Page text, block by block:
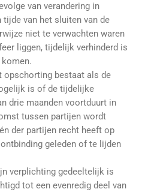
van verandering in
van het sluiten van de
niet te verwachten waren
liggen, tijdelijk verhinderd is
opschorting bestaat als de
is of de tijdelijke
drie maanden voortduurt in
tussen partijen wordt
der partijen recht heeft op
geleden of te lijden
verplichting gedeeltelijk is
tot een evenredig deel van